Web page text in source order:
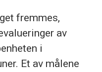
fremmes,
av
i
Et av målene